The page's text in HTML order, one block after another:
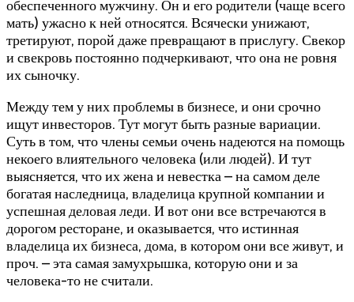
обеспеченного мужчину. Он и его родители (чаще всего
мать) ужасно к ней относятся. Всячески унижают,
третируют, порой даже превращают в прислугу. Свекор
и свекровь постоянно подчеркивают, что она не ровня
их сыночку.
Между тем у них проблемы в бизнесе, и они срочно
ищут инвесторов. Тут могут быть разные вариации.
Суть в том, что члены семьи очень надеются на помощь
некоего влиятельного человека (или людей). И тут
выясняется, что их жена и невестка – на самом деле
богатая наследница, владелица крупной компании и
успешная деловая леди. И вот они все встречаются в
дорогом ресторане, и оказывается, что истинная
владелица их бизнеса, дома, в котором они все живут, и
проч. – эта самая замухрышка, которую они и за
человека-то не считали.